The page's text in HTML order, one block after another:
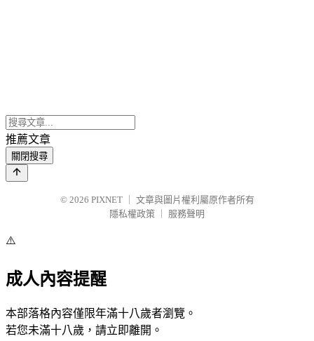
推薦文章
關閉搜尋
© 2026 PIXNET
文章與圖片權利屬原作者所有
隱私權政策
服務聲明
⚠️
成人內容提醒
本部落格內容僅限年滿十八歲者瀏覽。
若您未滿十八歲，請立即離開。